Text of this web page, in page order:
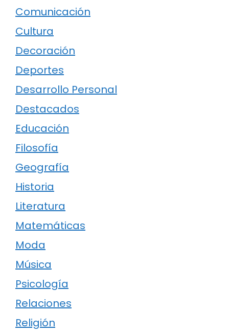
Comunicación
Cultura
Decoración
Deportes
Desarrollo Personal
Destacados
Educación
Filosofía
Geografía
Historia
Literatura
Matemáticas
Moda
Música
Psicología
Relaciones
Religión